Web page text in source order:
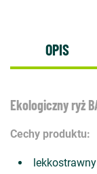
OPIS
Ekologiczny ryż
Cechy produktu:
lekkostrawny